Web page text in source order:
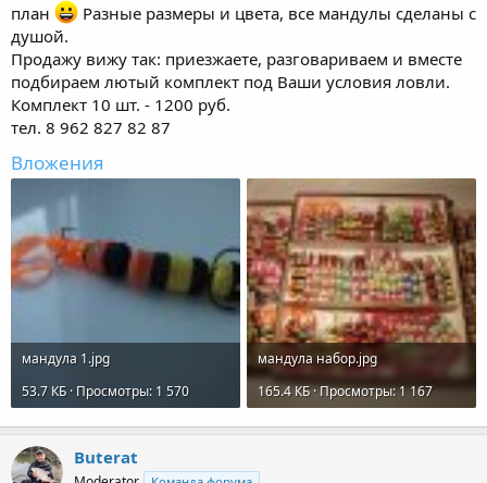
план
Разные размеры и цвета, все мандулы сделаны с
душой.
Продажу вижу так: приезжаете, разговариваем и вместе
подбираем лютый комплект под Ваши условия ловли.
Комплект 10 шт. - 1200 руб.
тел. 8 962 827 82 87
Вложения
мандула 1.jpg
53.7 КБ · Просмотры: 1 570
мандула набор.jpg
165.4 КБ · Просмотры: 1 167
Buterat